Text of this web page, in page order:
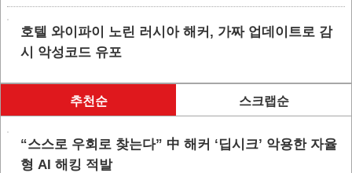
호텔 와이파이 노린 러시아 해커, 가짜 업데이트로 감
시 악성코드 유포
추천순 스크랩순
“스스로 우회로 찾는다” 中 해커 ‘딥시크’ 악용한 자율
형 AI 해킹 적발